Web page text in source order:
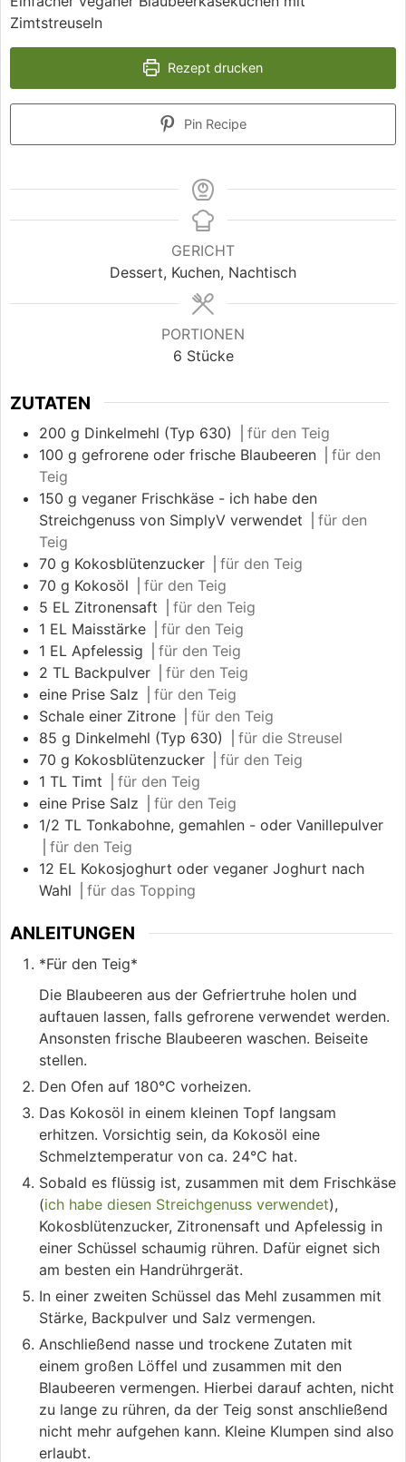
Zimtstreuseln
Rezept drucken
Pin Recipe
GERICHT
Dessert, Kuchen, Nachtisch
PORTIONEN
6 Stücke
ZUTATEN
200 g Dinkelmehl (Typ 630)
⎪für den Teig
100 g gefrorene oder frische Blaubeeren
⎪für den
Teig
150 g veganer Frischkäse - ich habe den
Streichgenuss von SimplyV verwendet
⎪für den
Teig
70 g Kokosblütenzucker
⎪für den Teig
70 g Kokosöl
⎪für den Teig
5 EL Zitronensaft
⎪für den Teig
1 EL Maisstärke
⎪für den Teig
1 EL Apfelessig
⎪für den Teig
2 TL Backpulver
⎪für den Teig
eine Prise Salz
⎪für den Teig
Schale einer Zitrone
⎪für den Teig
85 g Dinkelmehl (Typ 630)
⎪für die Streusel
70 g Kokosblütenzucker
⎪für den Teig
1 TL Timt
⎪für den Teig
eine Prise Salz
⎪für den Teig
1/2 TL Tonkabohne, gemahlen - oder Vanillepulver
⎪für den Teig
12 EL Kokosjoghurt oder veganer Joghurt nach
Wahl
⎪für das Topping
ANLEITUNGEN
*Für den Teig*
Die Blaubeeren aus der Gefriertruhe holen und
auftauen lassen, falls gefrorene verwendet werden.
Ansonsten frische Blaubeeren waschen. Beiseite
stellen.
Den Ofen auf 180℃ vorheizen.
Das Kokosöl in einem kleinen Topf langsam
erhitzen. Vorsichtig sein, da Kokosöl eine
Schmelztemperatur von ca. 24℃ hat.
Sobald es flüssig ist, zusammen mit dem Frischkäse
(ich habe diesen Streichgenuss verwendet),
Kokosblütenzucker, Zitronensaft und Apfelessig in
einer Schüssel schaumig rühren. Dafür eignet sich
am besten ein Handrührgerät.
In einer zweiten Schüssel das Mehl zusammen mit
Stärke, Backpulver und Salz vermengen.
Anschließend nasse und trockene Zutaten mit
einem großen Löffel und zusammen mit den
Blaubeeren vermengen. Hierbei darauf achten, nicht
zu lange zu rühren, da der Teig sonst anschließend
nicht mehr aufgehen kann. Kleine Klumpen sind also
erlaubt.